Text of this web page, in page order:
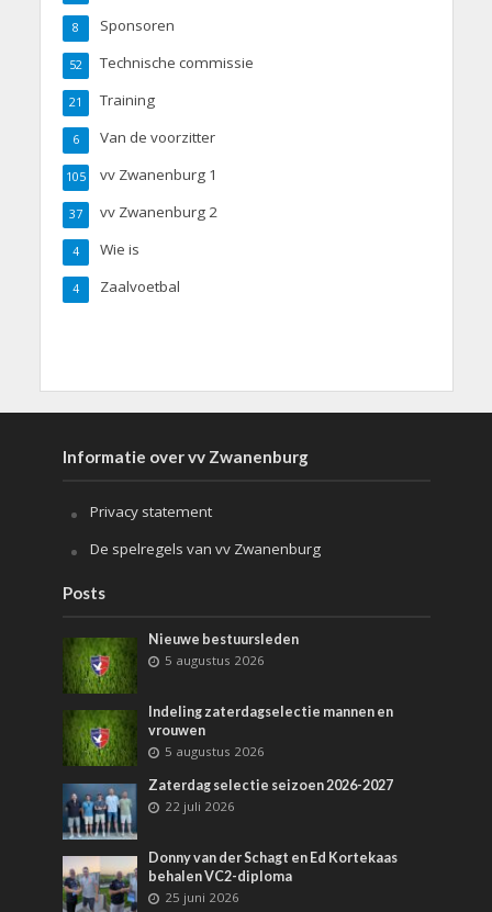
Sponsoren
8
Technische commissie
52
Training
21
Van de voorzitter
6
vv Zwanenburg 1
105
vv Zwanenburg 2
37
Wie is
4
Zaalvoetbal
4
Informatie over vv Zwanenburg
Privacy statement
De spelregels van vv Zwanenburg
Posts
Nieuwe bestuursleden
5 augustus 2026
Indeling zaterdagselectie mannen en
vrouwen
5 augustus 2026
Zaterdag selectie seizoen 2026-2027
22 juli 2026
Donny van der Schagt en Ed Kortekaas
behalen VC2-diploma
25 juni 2026